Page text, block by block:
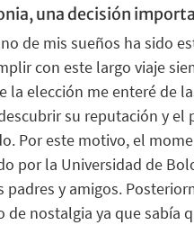
, unadecisión
de mis sueños ha sido
con este largo viaje
laelección me enteré de
su reputación y el
. Poreste motivo, el
por la Universidad de
padres y amigos. Pos
de nostalgia ya que sabía